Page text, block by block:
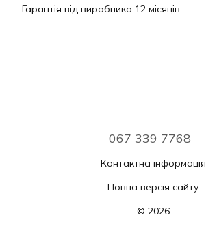
Гарантія від виробника 12 місяців.
067 339 7768
Контактна інформація
Повна версія сайту
© 2026